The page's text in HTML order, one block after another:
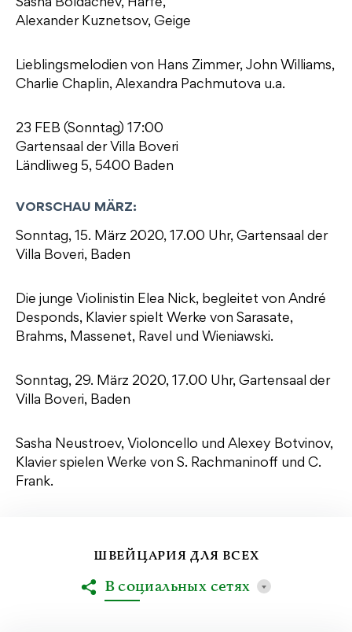
Sasha Boldachev, Harfe,
Alexander Kuznetsov, Geige
Lieblingsmelodien von Hans Zimmer, John Williams,
Charlie Chaplin, Alexandra Pachmutova u.a.
23 FEB (Sonntag) 17:00
Gartensaal der Villa Boveri
Ländliweg 5, 5400 Baden
VORSCHAU MÄRZ:
Sonntag, 15. März 2020, 17.00 Uhr, Gartensaal der
Villa Boveri, Baden
Die junge Violinistin Elea Nick, begleitet von André
Desponds, Klavier spielt Werke von Sarasate,
Brahms, Massenet, Ravel und Wieniawski.
Sonntag, 29. März 2020, 17.00 Uhr, Gartensaal der
Villa Boveri, Baden
Sasha Neustroev, Violoncello und Alexey Botvinov,
Klavier spielen Werke von S. Rachmaninoff und C.
Frank.
ШВЕЙЦАРИЯ ДЛЯ ВСЕХ
В социальных сетях